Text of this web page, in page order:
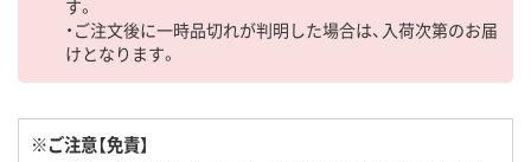
す。
・ご注文後に一時品切れが判明した場合は、入荷次第のお届
けとなります。
※ご注意【免責】